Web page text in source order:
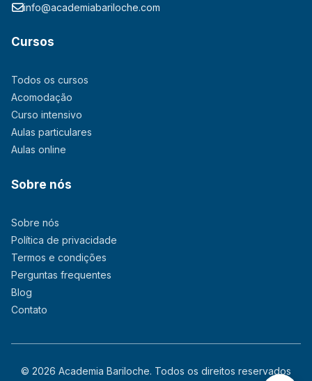
info@academiabariloche.com
Cursos
Todos os cursos
Acomodação
Curso intensivo
Aulas particulares
Aulas online
Sobre nós
Sobre nós
Política de privacidade
Termos e condições
Perguntas frequentes
Blog
Contato
© 2026 Academia Bariloche. Todos os direitos reservados